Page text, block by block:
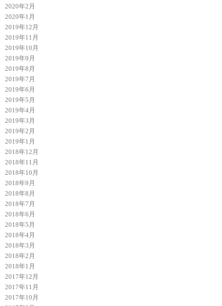
2020年2月
2020年1月
2019年12月
2019年11月
2019年10月
2019年9月
2019年8月
2019年7月
2019年6月
2019年5月
2019年4月
2019年3月
2019年2月
2019年1月
2018年12月
2018年11月
2018年10月
2018年9月
2018年8月
2018年7月
2018年6月
2018年5月
2018年4月
2018年3月
2018年2月
2018年1月
2017年12月
2017年11月
2017年10月